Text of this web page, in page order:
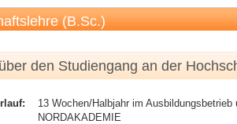
(B.Sc.)
den Studiengang an der
13 Wochen/Halbjahr im
NORDAKADEMIE